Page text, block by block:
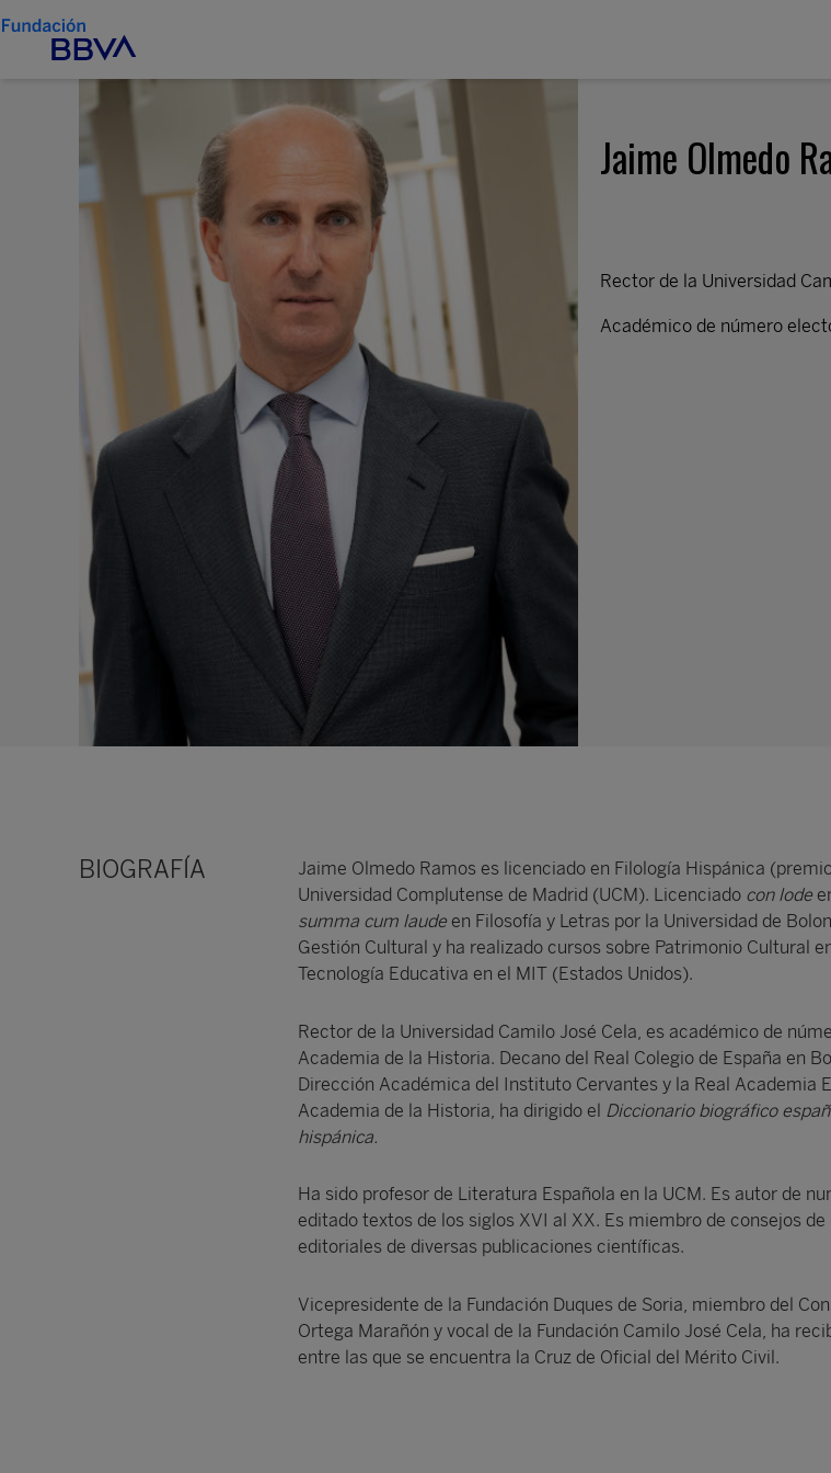
Jaime Olmedo
Rector de la Universidad
Académico de número
BIOGRAFÍA
Jaime Olmedo Ramos es licenciado en Filología Hispánica
Universidad Complutense de Madrid (UCM). Licenciado con lode
summa cum laude en Filosofía y Letras por la Universidad de
Gestión Cultural y ha realizado cursos sobre Patrimonio Cultural
Tecnología Educativa en el MIT (Estados Unidos).
Rector de la Universidad Camilo José Cela, es académico de
Academia de la Historia. Decano del Real Colegio de España en
Dirección Académica del Instituto Cervantes y la Real Academia
Academia de la Historia, ha dirigido el Diccionario biográfico
hispánica.
Ha sido profesor de Literatura Española en la UCM. Es autor de
editado textos de los siglos XVI al XX. Es miembro de consejos
editoriales de diversas publicaciones científicas.
Vicepresidente de la Fundación Duques de Soria, miembro del
Ortega Marañón y vocal de la Fundación Camilo José Cela, ha
entre las que se encuentra la Cruz de Oficial del Mérito Civil.